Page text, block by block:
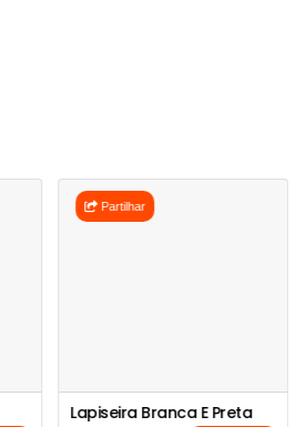
Partilhar
Lapiseira Branca E Preta